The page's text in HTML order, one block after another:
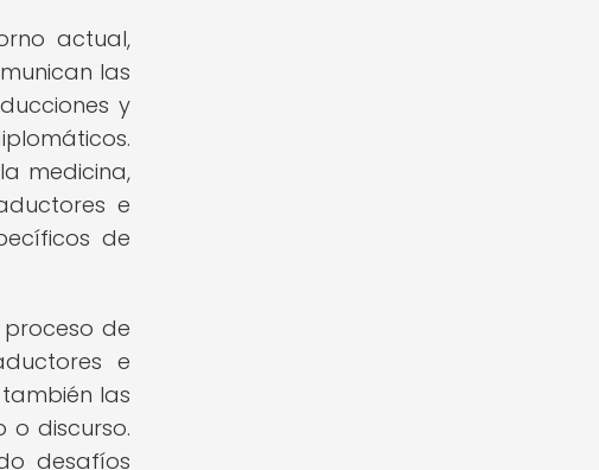
actual,
las
y
medicina,
e
de
de
e
las
o discurso.
desafíos